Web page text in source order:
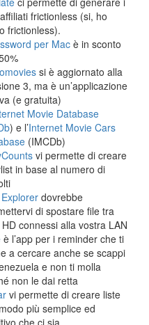
frictionless (si, ho
frictionless).
per Mac è in sconto
si è aggiornato alla
3, ma è un’applicazione
(e gratuita)
Movie Database
) e l’Internet Movie Cars
(IMCDb)
vi permette di creare
in base al numero di
dovrebbe
di spostare file tra
connessi alla vostra LAN
è l’app per i reminder che ti
a cercare anche se scappi
e non ti molla
non le dai retta
vi permette di creare liste
più semplice ed
che ci sia